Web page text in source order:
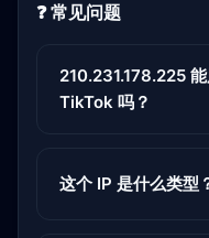
❓ 常见问题
210.231.178.225
TikTok 吗？
这个 IP 是什么类型